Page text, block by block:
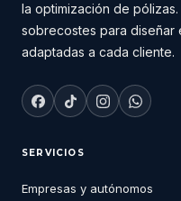
la optimización de
sobrecostes para diseñar
adaptadas a cada cliente.
SERVICIOS
Empresas y autónomos